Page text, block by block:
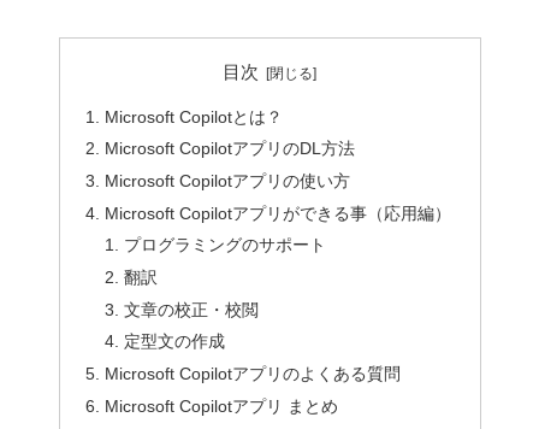
目次
Microsoft Copilotとは？
Microsoft CopilotアプリのDL方法
Microsoft Copilotアプリの使い方
Microsoft Copilotアプリができる事（応用編）
プログラミングのサポート
翻訳
文章の校正・校閲
定型文の作成
Microsoft Copilotアプリのよくある質問
Microsoft Copilotアプリ まとめ